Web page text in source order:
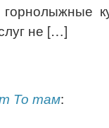
не […]
То там: